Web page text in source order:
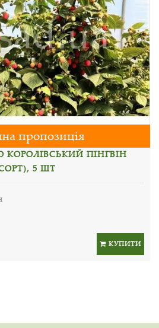
пропозиція
ПІНГВІН
5 ШТ
КУПИТИ